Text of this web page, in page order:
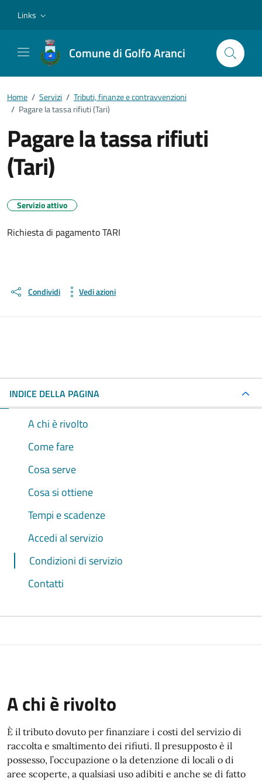
Links
Comune di Golfo Aranci
Home / Servizi / Tributi, finanze e contravvenzioni
/ Pagare la tassa rifiuti (Tari)
Pagare la tassa rifiuti
(Tari)
Servizio attivo
Richiesta di pagamento TARI
Condividi Vedi azioni
INDICE DELLA PAGINA
A chi è rivolto
Come fare
Cosa serve
Cosa si ottiene
Tempi e scadenze
Accedi al servizio
Condizioni di servizio
Contatti
A chi è rivolto
È il tributo dovuto per finanziare i costi del servizio di
raccolta e smaltimento dei rifiuti. Il presupposto è il
possesso, l’occupazione o la detenzione di locali o di
aree scoperte, a qualsiasi uso adibiti e anche se di fatto